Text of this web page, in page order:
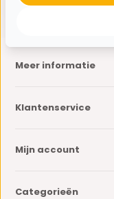
Meer informatie
Klantenservice
Mijn account
Categorieën